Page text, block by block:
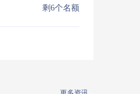
剩6个名额